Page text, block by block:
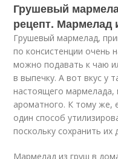
Грушевый
рецепт. Мармелад
Грушевый мармелад,
по консистенции очень
можно подавать к чаю
в выпечку. А вот вкус у
настоящего мармелада,
ароматного. К тому же,
один способ
поскольку сохранить их
Мармелад из груш в